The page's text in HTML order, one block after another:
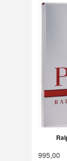
995,00